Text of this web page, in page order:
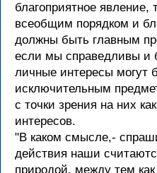
благоприятное явление,
всеобщим порядком и
должны быть главным
если мы справедливы и
личные интересы могут
исключительным
с точки зрения на них
интересов.
"В каком смысле,-
действия наши
природой, между тем